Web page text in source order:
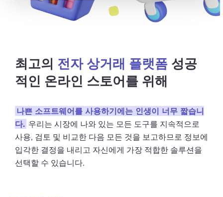
최고의 전자 상거래 플랫폼 성공
적인 온라인 스토어를 위해
나쁜 소프트웨어를 사용하기에는 인생이 너무 짧습니
다. 우리는 시장에 나와 있는 모든 도구를 지속적으로
사용, 검토 및 비교한 다음 모든 것을 보고하므로 정보에
입각한 결정을 내리고 자신에게 가장 적합한 솔루션을
선택할 수 있습니다.